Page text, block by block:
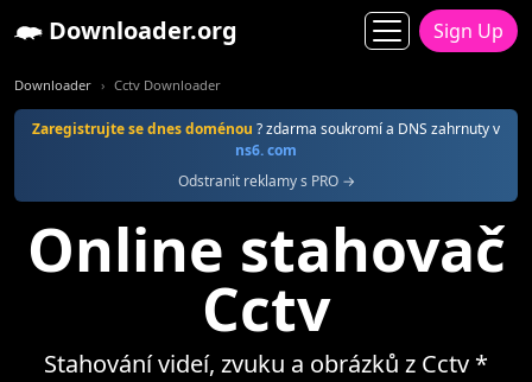
Downloader.org Sign Up
Downloader Cctv Downloader
Zaregistrujte se dnes doménou ? zdarma soukromí a DNS zahrnuty v
ns6. com
Odstranit reklamy s PRO →
Online stahovač
Cctv
Stahování videí, zvuku a obrázků z Cctv *